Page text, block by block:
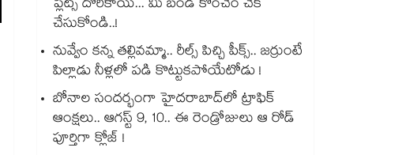
ప్లేట్స్ దొరికాయి... మీ బండి కొంచెం చెక్
చేసుకోండి..!
నువ్వేం కన్న తల్లివమ్మా.. రీల్స్ పిచ్చి పీక్స్.. జర్రుంటే
పిల్లాడు నీళ్లలో పడి కొట్టుకపోయేటోడు !
బోనాల సందర్భంగా హైదరాబాద్‌లో ట్రాఫిక్
ఆంక్షలు.. ఆగస్ట్ 9, 10.. ఈ రెండ్రోజులు ఆ రోడ్
పూర్తిగా క్లోజ్ !